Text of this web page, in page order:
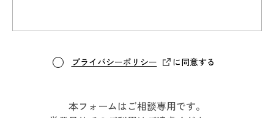
プライバシーポリシー に同意する
本フォームはご相談専用です。